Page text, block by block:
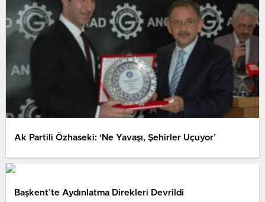
Ak Partili Özhaseki: ‘Ne Yavaşı, Şehirler Uçuyor’
Başkent’te Aydınlatma Direkleri Devrildi